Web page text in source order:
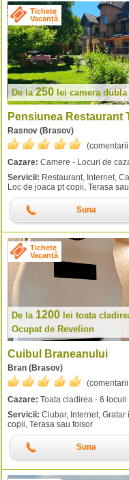
Tichete
Vacanță
De la250 lei camera dubla
Pensiunea Restaurant
Rasnov (Brasov)
Cazare: Camere - Locuri de
Servicii: Restaurant, Internet,
Loc de joaca pt copii, Terasa
Suna
Tichete
Vacanță
De la 1200 lei toata
Ocupat de Revelion
Cuibul Braneanului
Bran (Brasov)
Cazare: Toata cladirea - 6 locuri
Servicii: Ciubar, Internet,
copii, Terasa sau foisor
Suna